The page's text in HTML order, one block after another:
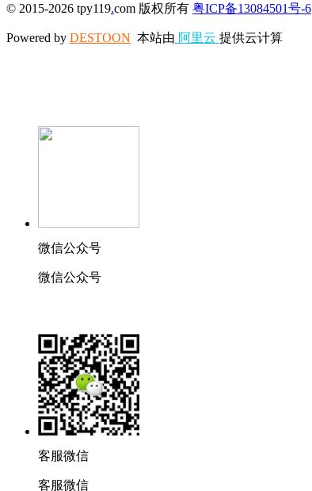
© 2015-2026 tpy119.com 版权所有 粤ICP备13084501号-6
Powered by DESTOON 本站由 阿里云 提供云计算
微信公众号
微信公众号
客服微信
客服微信